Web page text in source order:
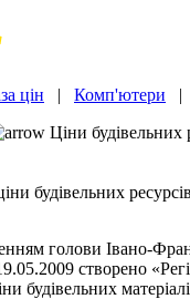
цін | Комп'ютери |
Ціни будівельних
будівельних ресурсів
голови Івано-
створено
будівельних